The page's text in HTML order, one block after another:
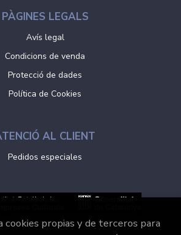
PÀGINES LEGALS
Avís legal
Condicions de venda
Protecció de dades
Política de Cookies
AL CLIENT
Pedidos especiales
cookies propias y de terceros para